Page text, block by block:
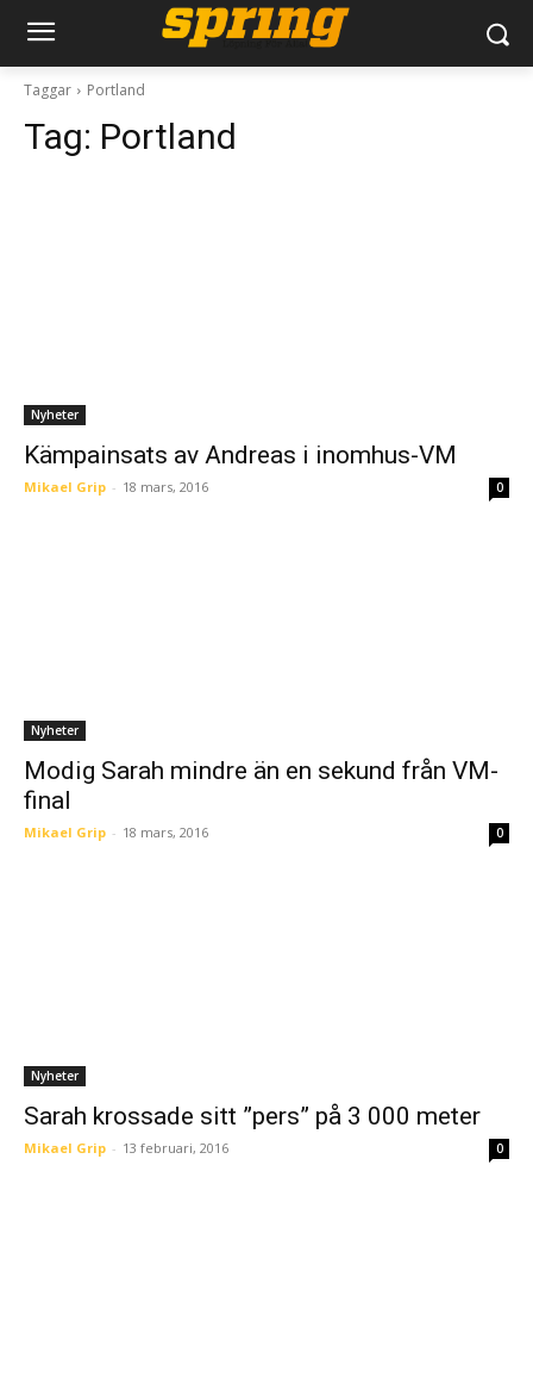
Taggar Portland
Tag: Portland
Nyheter
Kämpainsats av Andreas i inomhus-VM
Mikael Grip - 18 mars, 2016 0
Nyheter
Modig Sarah mindre än en sekund från VM-
final
Mikael Grip - 18 mars, 2016 0
Nyheter
Sarah krossade sitt ”pers” på 3 000 meter
Mikael Grip - 13 februari, 2016 0